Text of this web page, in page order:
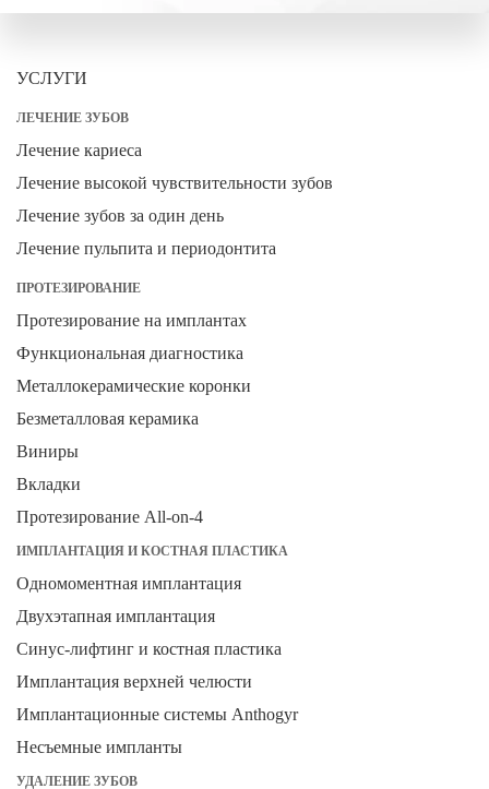
УСЛУГИ
ЛЕЧЕНИЕ ЗУБОВ
Лечение кариеса
Лечение высокой чувствительности зубов
Лечение зубов за один день
Лечение пульпита и периодонтита
ПРОТЕЗИРОВАНИЕ
Протезирование на имплантах
Функциональная диагностика
Металлокерамические коронки
Безметалловая керамика
Виниры
Вкладки
Протезирование All-on-4
ИМПЛАНТАЦИЯ И КОСТНАЯ ПЛАСТИКА
Одномоментная имплантация
Двухэтапная имплантация
Синус-лифтинг и костная пластика
Имплантация верхней челюсти
Имплантационные системы Anthogyr
Несъемные импланты
УДАЛЕНИЕ ЗУБОВ